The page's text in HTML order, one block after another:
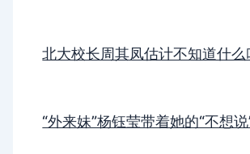
北大校长周其凤估计不知道什么
“外来妹”杨钰莹带着她的“不想